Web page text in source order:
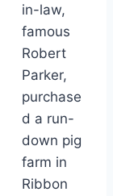
in-law,
famous
Robert
Parker,
purchase
d a run-
down pig
farm in
Ribbon